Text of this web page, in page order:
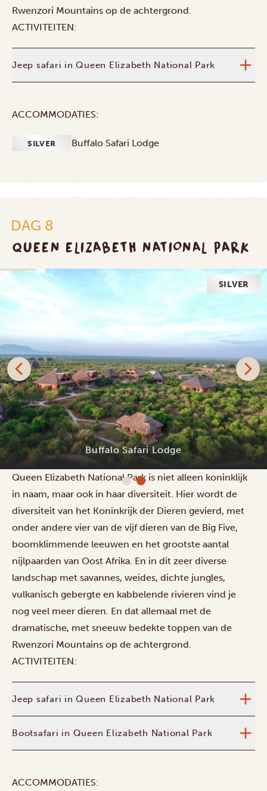
Rwenzori Mountains op de achtergrond.
ACTIVITEITEN:
Jeep safari in Queen Elizabeth National Park
ACCOMMODATIES:
SILVER Buffalo Safari Lodge
DAG 8
QUEEN ELIZABETH NATIONAL PARK
SILVER
Buffalo Safari Lodge
Queen Elizabeth National Park is niet alleen koninklijk
in naam, maar ook in haar diversiteit. Hier wordt de
diversiteit van het Koninkrijk der Dieren gevierd, met
onder andere vier van de vijf dieren van de Big Five,
boomklimmende leeuwen en het grootste aantal
nijlpaarden van Oost Afrika. En in dit zeer diverse
landschap met savannes, weides, dichte jungles,
vulkanisch gebergte en kabbelende rivieren vind je
nog veel meer dieren. En dat allemaal met de
dramatische, met sneeuw bedekte toppen van de
Rwenzori Mountains op de achtergrond.
ACTIVITEITEN:
Jeep safari in Queen Elizabeth National Park
Bootsafari in Queen Elizabeth National Park
ACCOMMODATIES: